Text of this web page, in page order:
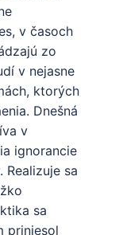
v časoch
zo
v nejasne
ktorých
Dnešná
v
ignorancie
sa
sa
priniesol